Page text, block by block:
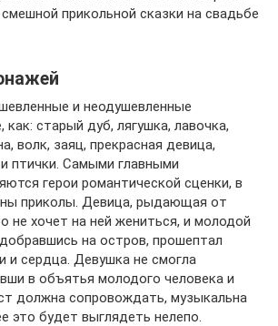
прикольной сказки на свадьбе
и неодушевленные
как: старый дуб, лягушка, лавочка,
волк, заяц, прекрасная девица,
птички. Самыми главными
герои романтической сценки, в
приколы. Девица, рыдающая от
не хочет на ней жениться, и молодой
на остров, прошептал
и сердца. Девушка не смогла
в объятья молодого человека и
должна сопровождать, музыкальна
это будет выглядеть нелепо.